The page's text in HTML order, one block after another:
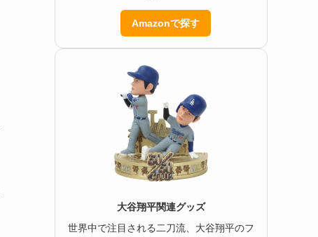
Amazonで探す
大谷翔平関連グッズ
世界中で注目される二刀流、大谷翔平のフ